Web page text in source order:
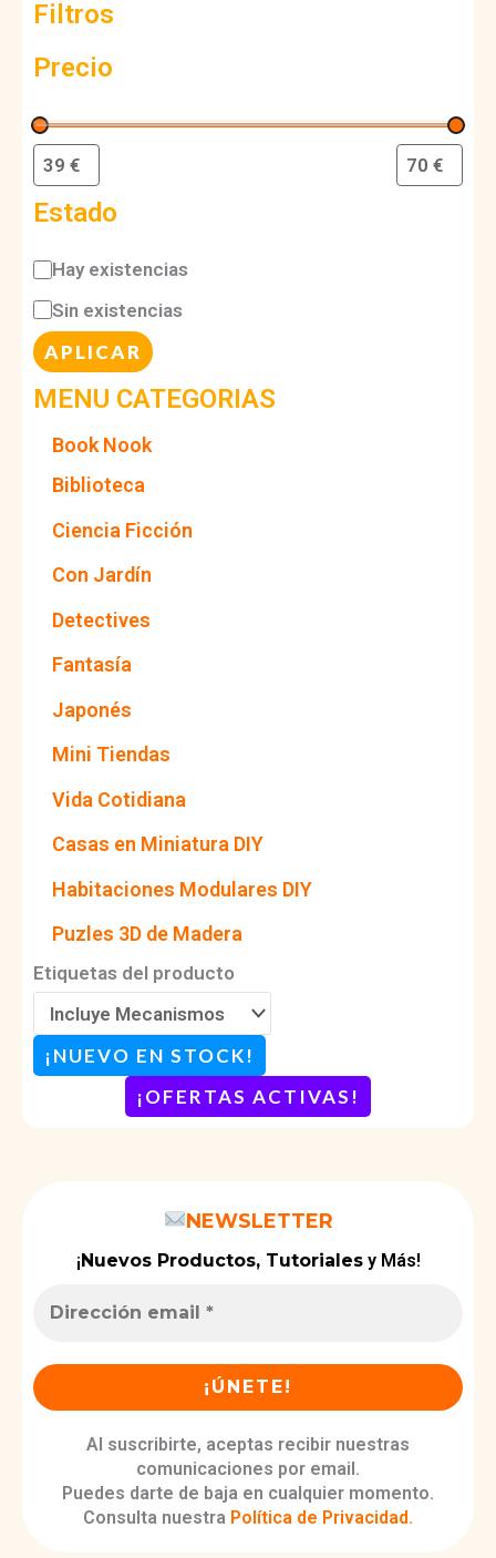
Filtros
Precio
Estado
D
i
s
Hay existencias
Sin existencias
APLICAR
MENU CATEGORIAS
Book Nook
Biblioteca
Ciencia Ficción
Con Jardín
Detectives
Fantasía
Japonés
Mini Tiendas
Vida Cotidiana
Casas en Miniatura DIY
Habitaciones Modulares DIY
Puzles 3D de Madera
Etiquetas del producto
¡NUEVO EN STOCK!
¡OFERTAS ACTIVAS !
NEWSLETTER
¡Nuevos Productos, Tutorialesy Más!
Al suscribirte, aceptas recibir nuestras
comunicaciones por email.
Puedes darte de baja en cualquier momento.
Consulta nuestra Política de Privacidad.